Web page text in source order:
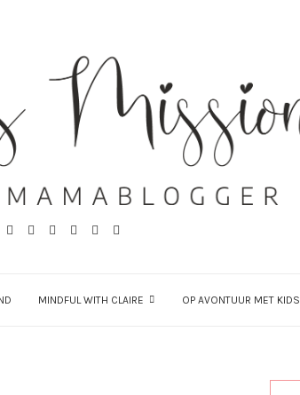
MINDFUL WITH CLAIRE OP AVONTUUR MET KIDS